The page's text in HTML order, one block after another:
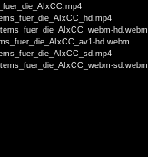
hd.webm
hd.webm
sd.webm